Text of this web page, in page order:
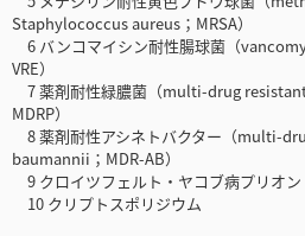
Staphylococcus aureus；MRSA）
6 バンコマイシン耐性腸球菌（
VRE）
7 薬剤耐性緑膿菌（multi-drug
MDRP）
8 薬剤耐性アシネトバクター（multi-
baumannii；MDR-AB）
9 クロイツフェルト・ヤコブ病プリオン
10 クリプトスポリジウム